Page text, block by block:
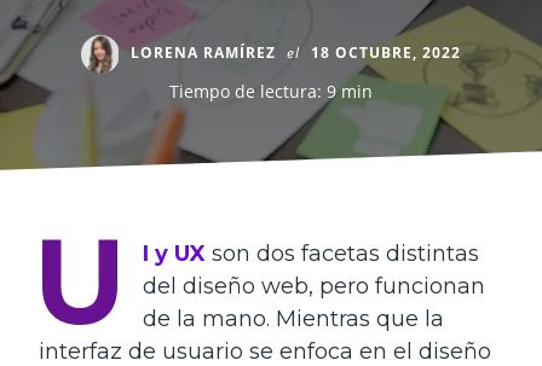
LORENA RAMÍREZ el 18 OCTUBRE, 2022
Tiempo de lectura: 9 min
U I y UX son dos facetas distintas
del diseño web, pero funcionan
de la mano. Mientras que la
interfaz de usuario se enfoca en el diseño